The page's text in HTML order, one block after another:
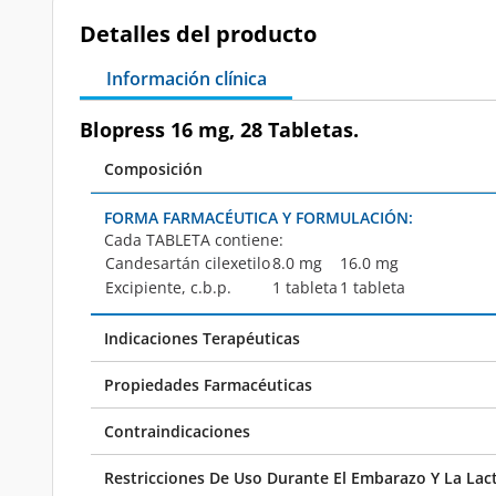
Detalles del producto
Información clínica
Blopress 16 mg, 28 Tabletas.
Composición
FORMA FARMACÉUTICA Y FORMULACIÓN:
Cada TABLETA contiene:
Candesartán cilexetilo8.0 mg
16.0 mg
Excipiente, c.b.p.
1 tableta 1 tableta
Indicaciones Terapéuticas
Propiedades Farmacéuticas
Contraindicaciones
Restricciones De Uso Durante El Embarazo Y La